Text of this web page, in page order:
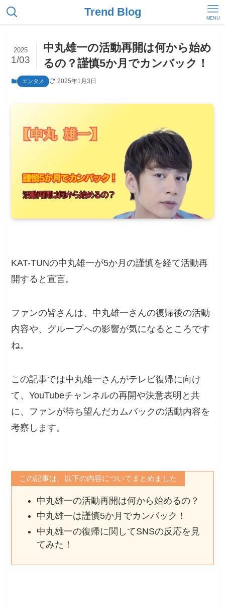
Trend Blog MENU
中丸雄一の活動再開は何から始め
るの？謹慎5か月でカンバック！
2025
1/03
エンタメ 2025年1月3日
KAT-TUNの中丸雄一が5か月の謹慎を経て活動再
開すると宣言。
ファンの皆さんは、中丸雄一さんの復帰後の活動
内容や、グループへの影響が気になるところです
ね。
この記事では中丸雄一さんがテレビ復帰に向け
て、YouTubeチャンネルの再開や決意表明と共
に、ファンが待ち望んだカムバックの活動内容を
考察します。
この記事は、以下の内容についてまとめました
中丸雄一の活動再開は何から始めるの？
中丸雄一は謹慎5か月でカンバック！
中丸雄一の復帰に関してSNSの反応を見
てみた！